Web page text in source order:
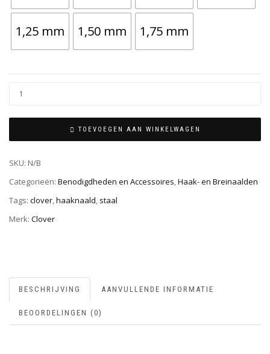
1,25 mm 1,50 mm 1,75 mm
TOEVOEGEN AAN WINKELWAGEN
SKU: N/B
Categorieën: Benodigdheden en Accessoires,Haak- en Breinaalden
Tags: clover,haaknaald, staal
Merk: Clover
BESCHRIJVING AANVULLENDE INFORMATIE
BEOORDELINGEN (0)